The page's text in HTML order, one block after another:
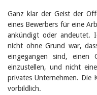
Ganz klar der Geist der
eines Bewerbers für eine
ankündigt oder andeutet.
nicht ohne Grund war,
eingegangen sind, einen
einzustellen, und nicht
privates Unternehmen. Die
vorbildlich.